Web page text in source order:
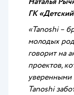
ГК
«Tanoshi –
молодых
говорит на
проектов,
Tanoshi